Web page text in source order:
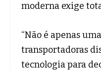
moderna exige
“Não é apenas
transportadoras
tecnologia para